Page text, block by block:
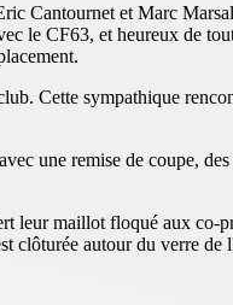
Cantournet et Marc
le CF63, et heureux de
Cette sympathique
une remise de coupe,
leur maillot floqué aux co-
clôturée autour du verre